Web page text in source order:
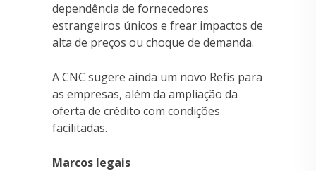
dependência de fornecedores
estrangeiros únicos e frear impactos de
alta de preços ou choque de demanda.
A CNC sugere ainda um novo Refis para
as empresas, além da ampliação da
oferta de crédito com condições
facilitadas.
Marcos legais